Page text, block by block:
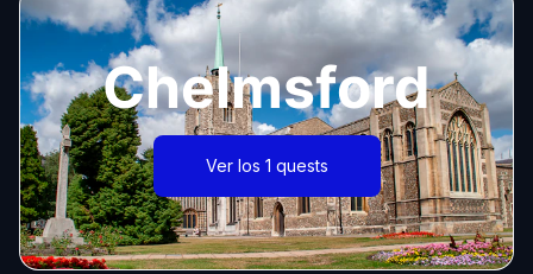
Chelmsford
Ver los 1 quests